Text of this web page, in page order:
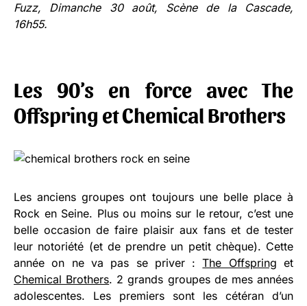
Fuzz, Dimanche 30 août, Scène de la Cascade,
16h55.
Les 90’s en force avec The
Offspring et Chemical Brothers
Les anciens groupes ont toujours une belle place à
Rock en Seine. Plus ou moins sur le retour, c’est une
belle occasion de faire plaisir aux fans et de tester
leur notoriété (et de prendre un petit chèque). Cette
année on ne va pas se priver :The Offspring et
Chemical Brothers. 2 grands groupes de mes années
adolescentes. Les premiers sont les cétéran d’un